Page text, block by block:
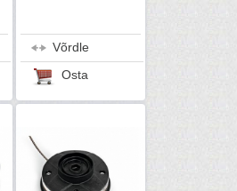
Võrdle
Osta